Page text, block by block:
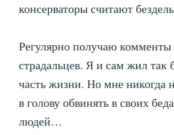
консерваторы считают
Регулярно получаю
страдальцев. Я и сам жил
часть жизни. Но мне никогда
в голову обвинять в своих
людей…